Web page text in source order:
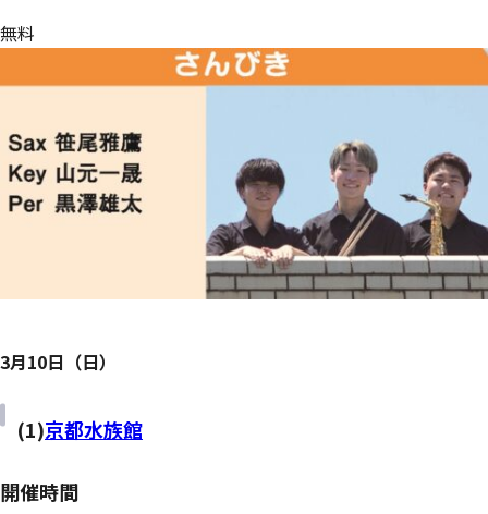
無料
3月10日（日）
(1)京都水族館
開催時間